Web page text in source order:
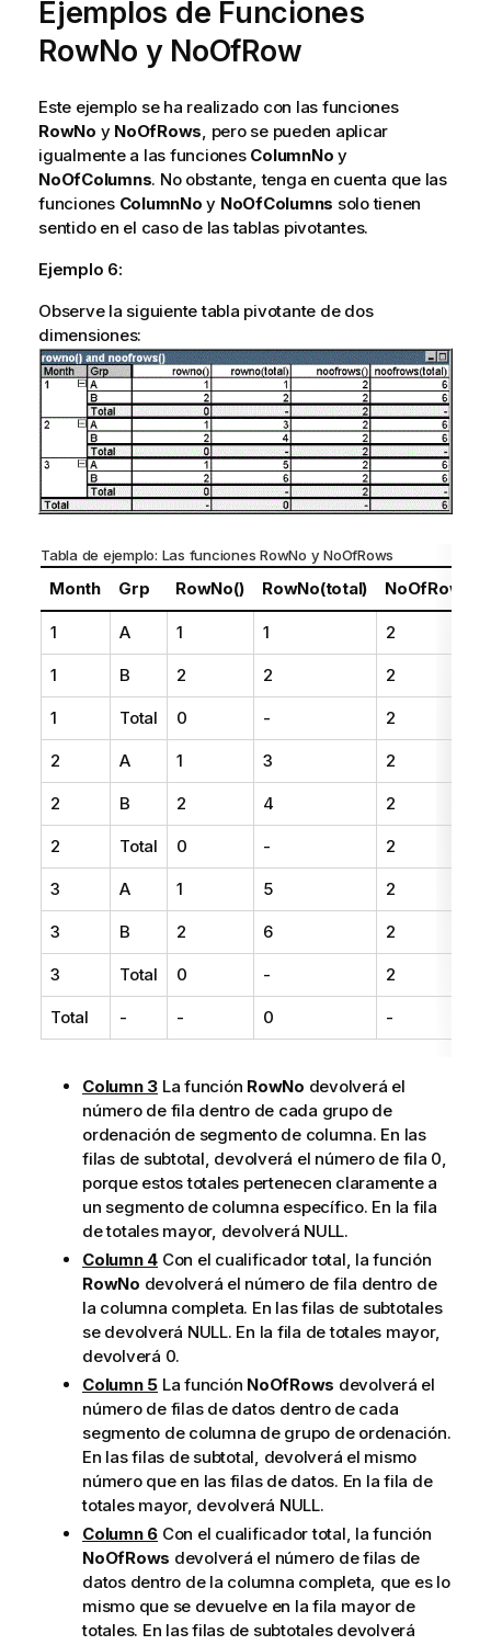
Ejemplos de Funciones
RowNo y NoOfRow
Este ejemplo se ha realizado con las funciones
RowNo y NoOfRows , pero se pueden aplicar
igualmente a las funciones ColumnNo y
NoOfColumns. No obstante, tenga en cuenta que las
funciones ColumnNo y NoOfColumns solo tienen
sentido en el caso de las tablas pivotantes.
Ejemplo 6:
Observe la siguiente tabla pivotante de dos
dimensiones:
Tabla de ejemplo: Las funciones RowNo y NoOfRows
Month Grp RowNo() RowNo(total) NoOfRows()
1 A 1 1 2
1 B 2 2 2
1 Total 0 - 2
2 A 1 3 2
2 B 2 4 2
2 Total 0 - 2
3 A 1 5 2
3 B 2 6 2
3 Total 0 - 2
Total - - 0 -
Column 3 La función RowNo devolverá el
número de fila dentro de cada grupo de
ordenación de segmento de columna. En las
filas de subtotal, devolverá el número de fila 0,
porque estos totales pertenecen claramente a
un segmento de columna específico. En la fila
de totales mayor, devolverá NULL.
Column 4 Con el cualificador total, la función
RowNo devolverá el número de fila dentro de
la columna completa. En las filas de subtotales
se devolverá NULL. En la fila de totales mayor,
devolverá 0.
Column 5 La función NoOfRows devolverá el
número de filas de datos dentro de cada
segmento de columna de grupo de ordenación.
En las filas de subtotal, devolverá el mismo
número que en las filas de datos. En la fila de
totales mayor, devolverá NULL.
Column 6 Con el cualificador total, la función
NoOfRows devolverá el número de filas de
datos dentro de la columna completa, que es lo
mismo que se devuelve en la fila mayor de
totales. En las filas de subtotales devolverá